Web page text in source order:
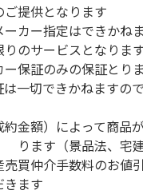
提供となります
カー指定はできかね
のサービスとなりま
保証のみの保証とり
一切できかねますの
金額）によって商品
す（景品法、宅建
売買仲介手数料のお値
きます